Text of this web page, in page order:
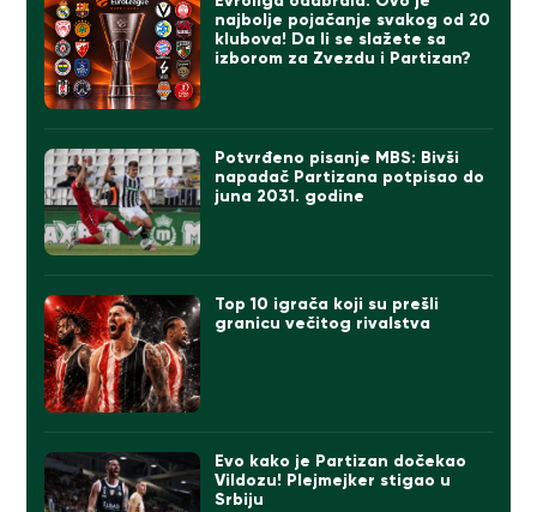
najbolje pojačanje svakog od 20
klubova! Da li se slažete sa
izborom za Zvezdu i Partizan?
Potvrđeno pisanje MBS: Bivši
napadač Partizana potpisao do
juna 2031. godine
Top 10 igrača koji su prešli
granicu večitog rivalstva
Evo kako je Partizan dočekao
Vildozu! Plejmejker stigao u
Srbiju